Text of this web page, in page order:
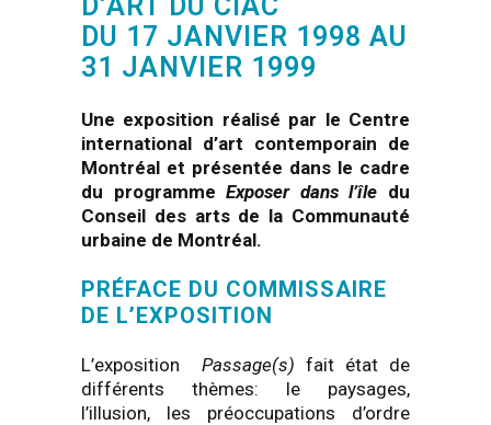
DU 17 JANVIER 1998 AU
31 JANVIER 1999
Une exposition réalisé par le Centre
international d’art contemporain de
Montréal et présentée dans le cadre
du programmeExposer dans l’île du
Conseil des arts de la Communauté
urbaine de Montréal.
PRÉFACE DU COMMISSAIRE
DE L’EXPOSITION
L’exposition Passage(s) fait état de
différents thèmes: le paysages,
l’illusion, les préoccupations d’ordre